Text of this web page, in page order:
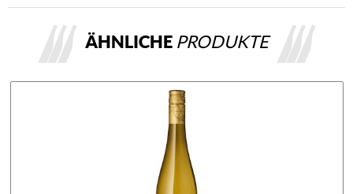
ÄHNLICHE PRODUKTE